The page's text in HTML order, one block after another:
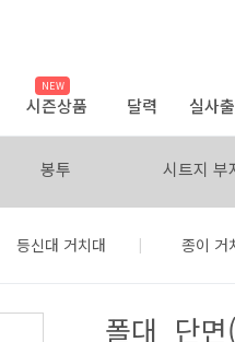
NEW
시즌상품 달력 실사
봉투 시트지 부
등신대 거치대 | 종이 거
폴대_단